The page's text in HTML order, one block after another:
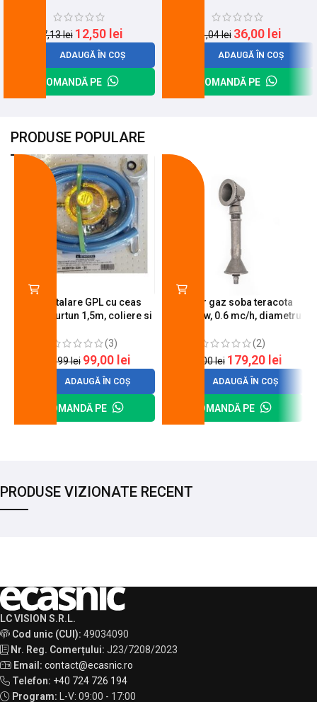
17,13lei 12,50 lei
ADAUGĂ ÎN COȘ
COMANDĂ PE
41,04lei 36,00 lei
ADAUGĂ ÎN COȘ
COMANDĂ PE
PRODUSE POPULARE
Kit instalare GPL cu ceas
butelie, furtun 1,5m, coliere si
(3)
120,99lei 99,00 lei
ADAUGĂ ÎN COȘ
COMANDĂ PE
Arzator gaz soba teracota
A600, 6 kw, 0.6 mc/h, diametru
(2)
200,00lei 179,20 lei
ADAUGĂ ÎN COȘ
COMANDĂ PE
PRODUSE VIZIONATE RECENT
LC VISION S.R.L.
Cod unic (CUI): 49034090
Nr. Reg. Comerțului: J23/7208/2023
Email: contact@ecasnic.ro
Telefon: +40 724 726 194
Program:
L-V: 09:00 - 17:00